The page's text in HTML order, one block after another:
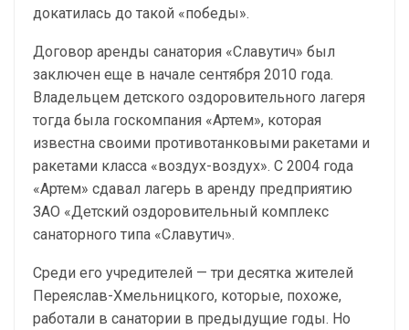
докатилась до такой «победы».
Договор аренды санатория «Славутич» был
заключен еще в начале сентября 2010 года.
Владельцем детского оздоровительного лагеря
тогда была госкомпания «Артем», которая
известна своими противотанковыми ракетами и
ракетами класса «воздух-воздух». С 2004 года
«Артем» сдавал лагерь в аренду предприятию
ЗАО «Детский оздоровительный комплекс
санаторного типа «Славутич».
Среди его учредителей — три десятка жителей
Переяслав-Хмельницкого, которые, похоже,
работали в санатории в предыдущие годы. Но